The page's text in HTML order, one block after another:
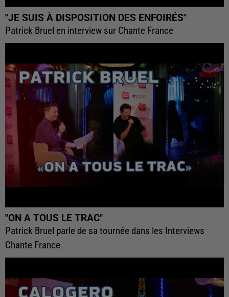
"JE SUIS À DISPOSITION DES ENFOIRÉS"
Patrick Bruel en interview sur Chante France
"ON A TOUS LE TRAC"
Patrick Bruel parle de sa tournée dans les Interviews
Chante France